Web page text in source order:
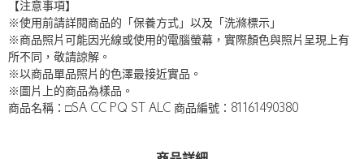
【注意事項】
※使用前請詳閱商品的「保養方式」以及「洗滌標示」
※商品照片可能因光線或使用的電腦螢幕，實際顏色與照片呈現上有
所不同，敬請諒解。
※以商品單品照片的色澤最接近實品。
※圖片上的商品為樣品。
商品名稱：□SA CC PQ ST ALC 商品編號：81161490380